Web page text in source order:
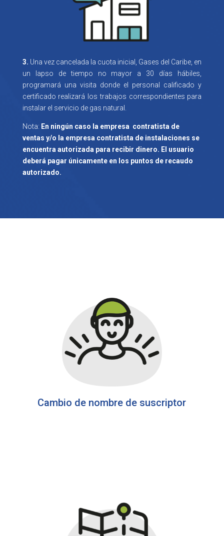
3. Una vez cancelada la cuota inicial, Gases del Caribe, en
un lapso de tiempo no mayor a 30 días hábiles,
programará una visita donde el personal calificado y
certificado realizará los trabajos correspondientes para
instalar el servicio de gas natural.
Nota: En ningún caso la empresa contratista de
ventas y/o la empresa contratista de instalaciones se
encuentra autorizada para recibir dinero. El usuario
deberá pagar únicamente en los puntos de recaudo
autorizado.
Cambio de nombre de suscriptor